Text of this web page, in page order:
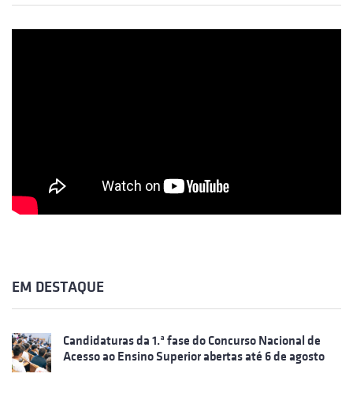
EM DESTAQUE
Candidaturas da 1.ª fase do Concurso Nacional de
Acesso ao Ensino Superior abertas até 6 de agosto